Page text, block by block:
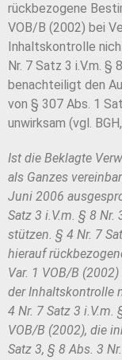
rückbezogene
VOB/B (2002) bei
Inhaltskontrolle
Nr. 7 Satz 3 i.V.m. §
benachteiligt den
von § 307 Abs. 1
unwirksam (vgl.
Ist die Beklagte
als Ganzes
Juni 2006
Satz 3 i.V.m. § 8 Nr.
stützen. § 4 Nr. 7
hierauf rück
Var. 1 VOB/B (2002)
der Inhaltskontrolle
4 Nr. 7 Satz 3 i.V.m.
VOB/B (2002), die
Satz 3, § 8 Abs. 3